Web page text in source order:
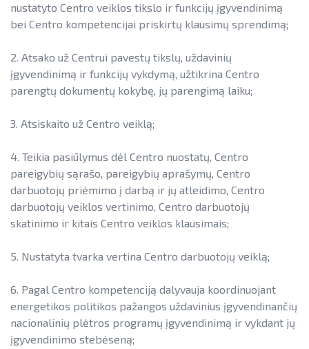
nustatyto Centro veiklos tikslo ir funkcijų įgyvendinimą
bei Centro kompetencijai priskirtų klausimų sprendimą;
2. Atsako už Centrui pavestų tikslų, uždavinių
įgyvendinimą ir funkcijų vykdymą, užtikrina Centro
parengtų dokumentų kokybę, jų parengimą laiku;
3. Atsiskaito už Centro veiklą;
4. Teikia pasiūlymus dėl Centro nuostatų, Centro
pareigybių sąrašo, pareigybių aprašymų, Centro
darbuotojų priėmimo į darbą ir jų atleidimo, Centro
darbuotojų veiklos vertinimo, Centro darbuotojų
skatinimo ir kitais Centro veiklos klausimais;
5. Nustatyta tvarka vertina Centro darbuotojų veiklą;
6. Pagal Centro kompetenciją dalyvauja koordinuojant
energetikos politikos pažangos uždavinius įgyvendinančių
nacionalinių plėtros programų įgyvendinimą ir vykdant jų
įgyvendinimo stebėseną;